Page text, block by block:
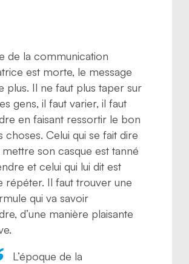
de la communication
est morte, le message
plus. Il ne faut plus taper sur
gens, il faut varier, il faut
en faisant ressortir le bon
choses. Celui qui se fait dire
mettre son casque est tanné
et celui qui lui dit est
répéter. Il faut trouver une
qui va savoir
d’une manière plaisante
L’époque de la